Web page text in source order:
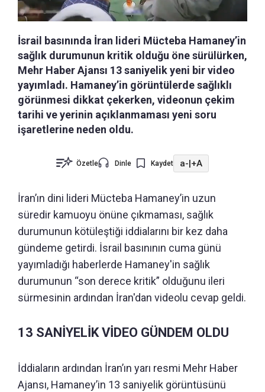
İsrail basınında İran lideri Mücteba Hamaney’in
sağlık durumunun kritik olduğu öne sürülürken,
Mehr Haber Ajansı 13 saniyelik yeni bir video
yayımladı. Hamaney’in görüntülerde sağlıklı
görünmesi dikkat çekerken, videonun çekim
tarihi ve yerinin açıklanmaması yeni soru
işaretlerine neden oldu.
Özetle Dinle Kaydet a-|+A
İran’ın dini lideri Mücteba Hamaney’in uzun
süredir kamuoyu önüne çıkmaması, sağlık
durumunun kötüleştiği iddialarını bir kez daha
gündeme getirdi. İsrail basınının cuma günü
yayımladığı haberlerde Hamaney'in sağlık
durumunun “son derece kritik” olduğunu ileri
sürmesinin ardından İran'dan videolu cevap geldi.
13 SANİYELİK VİDEO GÜNDEM OLDU
İddiaların ardından İran’ın yarı resmi Mehr Haber
Ajansı, Hamaney’in 13 saniyelik görüntüsünü